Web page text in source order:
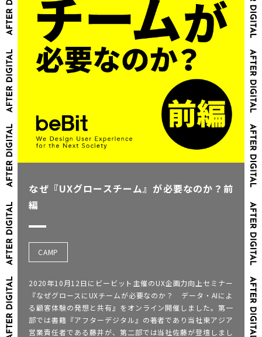
なぜ『UXグロースチーム』が必要なのか？前
編
CAMP
2020年10月12日にビービット主催のUX企画力向上セミナー
『なぜグロースにUXチームが必要なのか？ データ・AIによ
る顧客体験の発想と共有』をオンライン開催しました。第一
部では書籍『アフターデジタル』の著者であり当社東アジア
営業責任者である藤井が、第二部では当社佐藤が登壇しまし